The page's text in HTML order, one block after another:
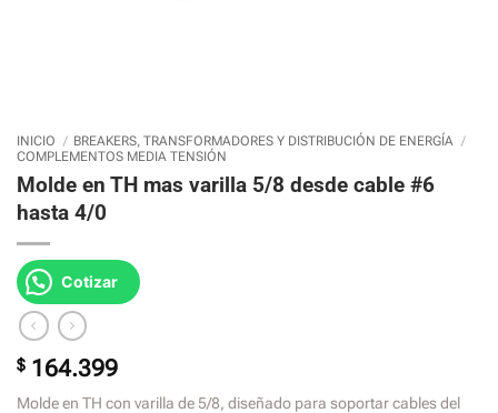
INICIO / BREAKERS, TRANSFORMADORES Y DISTRIBUCIÓN DE ENERGÍA /
COMPLEMENTOS MEDIA TENSIÓN
Molde en TH mas varilla 5/8 desde cable #6
hasta 4/0
Cotizar
$ 164.399
Molde en TH con varilla de 5/8, diseñado para soportar cables del